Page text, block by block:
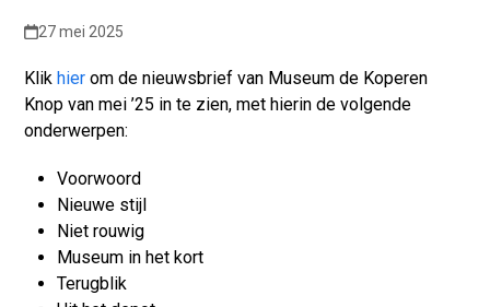
27 mei 2025
Klikhier om de nieuwsbrief van Museum de Koperen
Knop van mei ’25 in te zien, met hierin de volgende
onderwerpen:
Voorwoord
Nieuwe stijl
Niet rouwig
Museum in het kort
Terugblik